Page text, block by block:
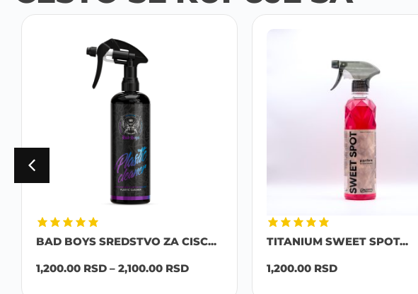
BAD BOYS SREDSTVO ZA CISC...
1,200.00 RSD – 2,100.00 RSD
TITANIUM SWEET SPOT...
1,200.00 RSD